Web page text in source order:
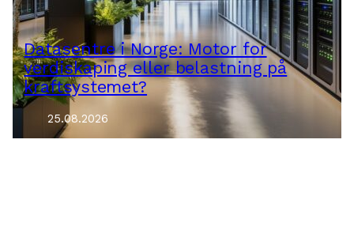
Datasentre i Norge: Motor for
verdiskaping eller belastning på
kraftsystemet?
25.08.2026